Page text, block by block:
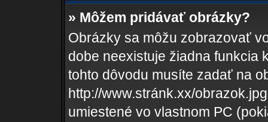
» Môžem pridávať obrázky?
Obrázky sa môžu zobrazovať
dobe neexistuje žiadna funkcia
tohto dôvodu musíte zadať na
http://www.stránk.xx/
umiestené vo vlastnom PC